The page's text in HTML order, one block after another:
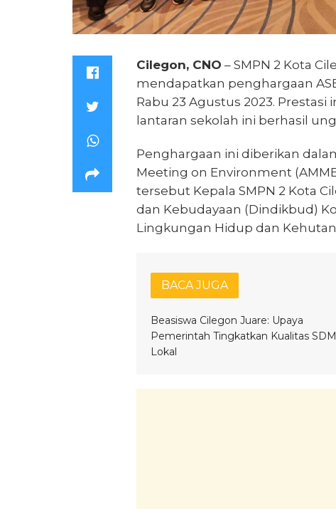
Cilegon, CNO – SMPN 2 Kota
mendapatkan penghargaan
Rabu 23 Agustus 2023.
lantaran sekolah ini berhasil
Penghargaan ini diberikan
Meeting on Environment
tersebut Kepala SMPN 2 Kota
dan Kebudayaan (Dindikbud)
Lingkungan Hidup dan
BACA JUGA
Beasiswa Cilegon Juare: Upaya
Pemerintah Tingkatkan Kualitas SDM
Lokal